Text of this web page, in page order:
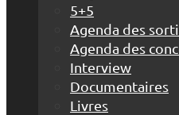
5+5
Agenda des
Agenda des
Interview
Documentaires
Livres